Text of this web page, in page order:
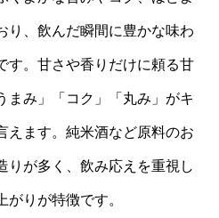
り、飲んだ瞬間に豊かな味わ
す。甘さや香りだけに頼る甘
まみ」「コク」「丸み」がキ
えます。純米酒など原料のお
りが多く、飲み応えを重視し
りが特徴です。